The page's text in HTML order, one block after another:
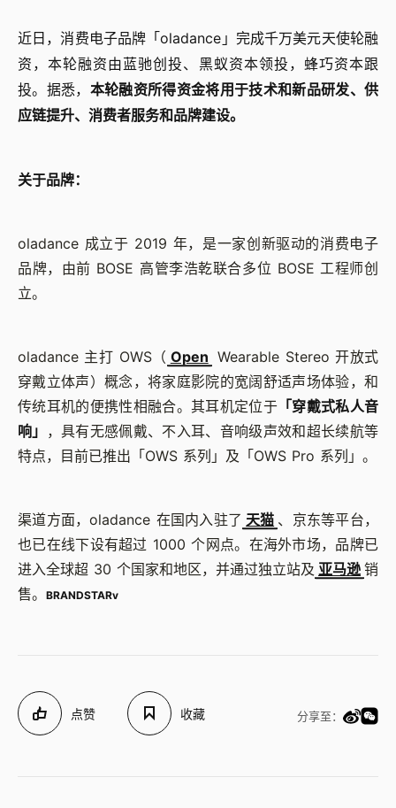
近日，消费电子品牌「oladance」完成千万美元天使轮融
资，本轮融资由蓝驰创投、黑蚁资本领投，蜂巧资本跟
投。据悉， 本轮融资所得资金将用于技术和新品研发、供
应链提升、消费者服务和品牌建设。
关于品牌：
oladance 成立于 2019 年，是一家创新驱动的消费电子
品牌，由前 BOSE 高管李浩乾联合多位 BOSE 工程师创
立。
oladance 主打 OWS（ Open Wearable Stereo 开放式
穿戴立体声）概念，将家庭影院的宽阔舒适声场体验，和
传统耳机的便携性相融合。其耳机定位于 「穿戴式私人音
响」 ，具有无感佩戴、不入耳、音响级声效和超长续航等
特点，目前已推出「OWS 系列」及「OWS Pro 系列」。
渠道方面，oladance 在国内入驻了 天猫 、京东等平台，
也已在线下设有超过 1000 个网点。在海外市场，品牌已
进入全球超 30 个国家和地区，并通过独立站及 亚马逊 销
售。
BRANDSTARv
点赞 收藏 分享至：